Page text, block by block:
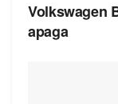
Volkswagen
apaga